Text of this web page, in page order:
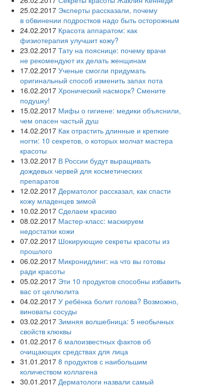
25.02.2017 Эксперты рассказали, почему
в обвинении подростков надо быть осторожным
24.02.2017 Красота аппаратом: как
физиотерапия улучшит кожу?
23.02.2017 Тату на пояснице: почему врачи
не рекомендуют их делать женщинам
17.02.2017 Ученые смогли придумать
оригинальный способ изменить запах пота
16.02.2017 Хронический насморк? Смените
подушку!
15.02.2017 Мифы о гигиене: медики объяснили,
чем опасен частый душ
14.02.2017 Как отрастить длинные и крепкие
ногти: 10 секретов, о которых молчат мастера
красоты
13.02.2017 В России будут выращивать
дождевых червей для косметических
препаратов
12.02.2017 Дерматолог рассказал, как спасти
кожу младенцев зимой
10.02.2017 Сделаем красиво
08.02.2017 Мастер-класс: маскируем
недостатки кожи
07.02.2017 Шокирующие секреты красоты из
прошлого
06.02.2017 Микронидлинг: на что вы готовы
ради красоты
05.02.2017 Эти 10 продуктов способны избавить
вас от целлюлита
04.02.2017 У ребёнка болит голова? Возможно,
виноваты сосуды
03.02.2017 Зимняя волшебница: 5 необычных
свойств клюквы
01.02.2017 6 малоизвестных фактов об
очищающих средствах для лица
31.01.2017 8 продуктов с наибольшим
количеством коллагена
30.01.2017 Дерматологи назвали самый